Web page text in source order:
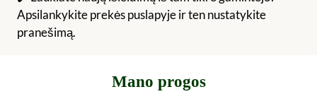
Apsilankykite prekės puslapyje ir ten nustatykite
pranešimą.
Mano progos